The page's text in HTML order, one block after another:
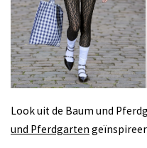
Look uit de Baum und
und Pferdgarten